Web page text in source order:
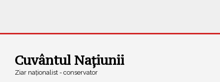
Cuvântul Națiunii
Ziar naționalist - conservator